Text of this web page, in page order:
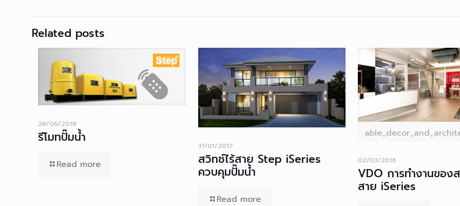
Related posts
28/06/2018
รีโมทปั๊มน้ำ
Read more
31/01/2017
สวิทช์ไร้สาย Step iSeries
ควบคุมปั๊มน้ำ
Read more
02/03/2016
VDO การทำงานของ
สาย iSeries